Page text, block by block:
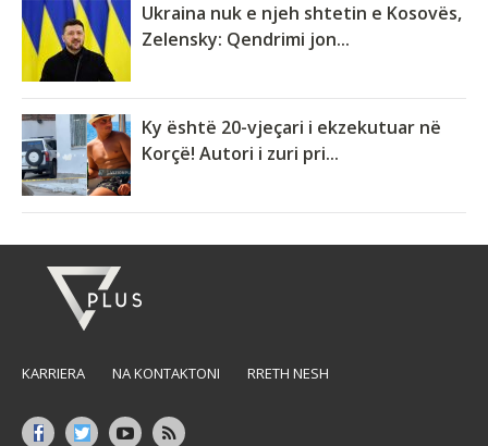
Ukraina nuk e njeh shtetin e Kosovës,
Zelensky: Qendrimi jon...
Ky është 20-vjeçari i ekzekutuar në
Korçë! Autori i zuri pri...
KARRIERA NA KONTAKTONI RRETH NESH